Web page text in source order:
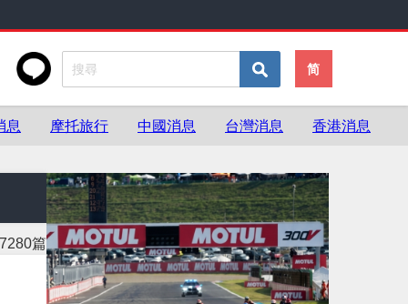
简
息 摩托旅行 中國消息 台灣消息 香港消息
篇